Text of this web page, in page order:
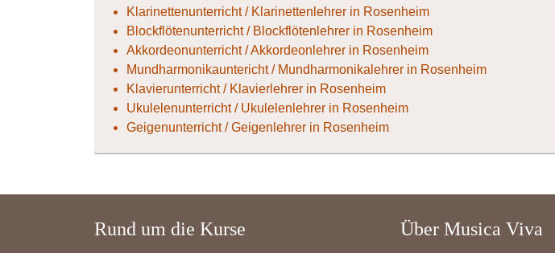
Klarinettenunterricht / Klarinettenlehrer in Rosenheim
Blockflötenunterricht / Blockflötenlehrer in Rosenheim
Akkordeonunterricht / Akkordeonlehrer in Rosenheim
Mundharmonikauntericht / Mundharmonikalehrer in Rosenheim
Klavierunterricht / Klavierlehrer in Rosenheim
Ukulelenunterricht / Ukulelenlehrer in Rosenheim
Geigenunterricht / Geigenlehrer in Rosenheim
Rund um die Kurse Über Musica Viva